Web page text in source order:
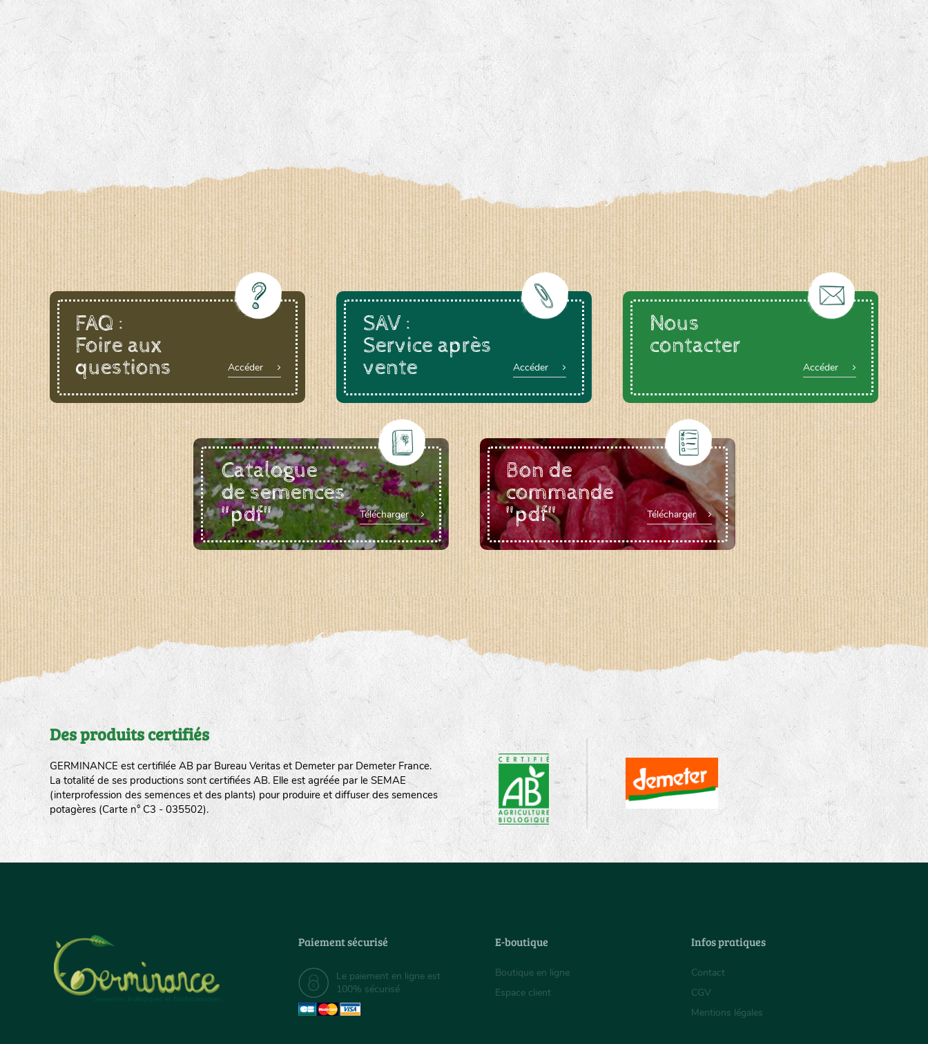
FAQ :
Foire aux
questions
Accéder
SAV :
Service après
vente
Accéder
Nous
contacter
Accéder
Catalogue
de semences
"pdf"
Télécharger
Bon de
commande
"pdf"
Télécharger
Des produits certifiés
GERMINANCE est certifilée AB par Bureau Veritas et Demeter par Demeter France.
La totalité de ses productions sont certifiées AB. Elle est agréée par le SEMAE
(interprofession des semences et des plants) pour produire et diffuser des semences
potagères (Carte n° C3 - 035502).
Paiement sécurisé
Le paiement en ligne est
100% sécurisé
E-boutique
Boutique en ligne
Espace client
Infos pratiques
Contact
CGV
Mentions légales